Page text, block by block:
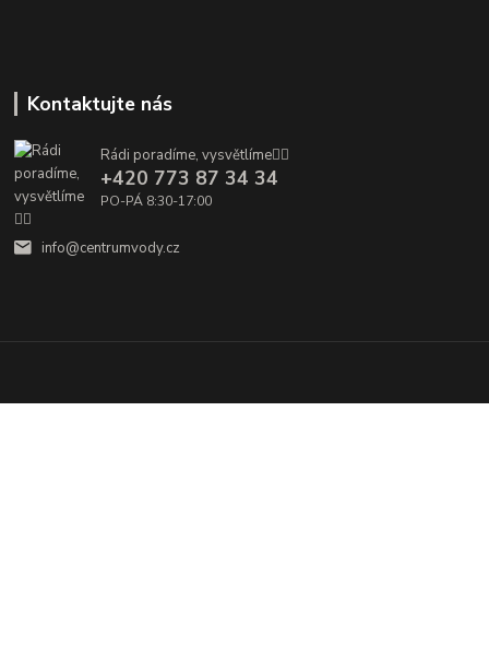
Kontaktujte nás
Rádi poradíme, vysvětlíme👌🏼
+420 773 87 34 34
PO-PÁ 8:30-17:00
info@centrumvody.cz